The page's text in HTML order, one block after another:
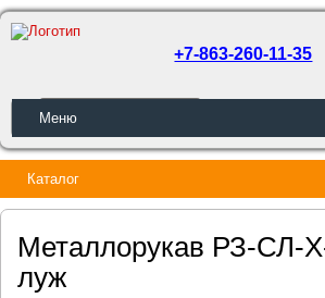
ОБРАТНЫЙ ЗВОНОК
+7-863-260-11-35
Меню
Каталог
Металлорукав РЗ-СЛ-
луж